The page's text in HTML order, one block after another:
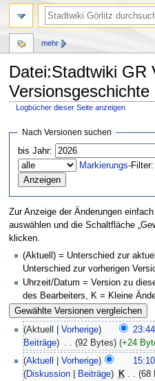
Datei:Stadtwiki GR
Versionsgeschichte
Logbücher dieser Seite anzeigen
springen
springen
Nach Versionen suchen
bis Jahr:
Markierungs-Filter:
Zur Anzeige der Änderungen
auswählen und die Schaltfläche
klicken.
(Aktuell) = Unterschied zur
Unterschied zur vorherigen
Uhrzeit/Datum = Version zu
des Bearbeiters, K = Kleine
(Aktuell | Vorherige)
Beiträge) . . (92 Bytes) (+24
(Aktuell Vorherige)
(Diskussion Beiträge) K (68
mehr